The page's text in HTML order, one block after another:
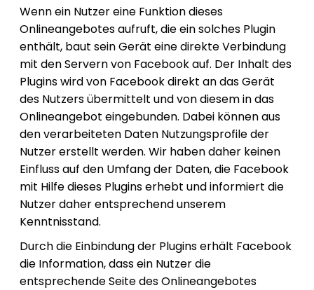
Wenn ein Nutzer eine Funktion dieses
Onlineangebotes aufruft, die ein solches Plugin
enthält, baut sein Gerät eine direkte Verbindung
mit den Servern von Facebook auf. Der Inhalt des
Plugins wird von Facebook direkt an das Gerät
des Nutzers übermittelt und von diesem in das
Onlineangebot eingebunden. Dabei können aus
den verarbeiteten Daten Nutzungsprofile der
Nutzer erstellt werden. Wir haben daher keinen
Einfluss auf den Umfang der Daten, die Facebook
mit Hilfe dieses Plugins erhebt und informiert die
Nutzer daher entsprechend unserem
Kenntnisstand.
Durch die Einbindung der Plugins erhält Facebook
die Information, dass ein Nutzer die
entsprechende Seite des Onlineangebotes